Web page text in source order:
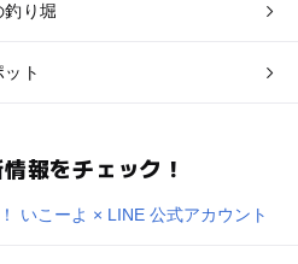
り堀
ト
報をチェック！